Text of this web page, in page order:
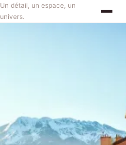
Un détail, un espace, un
univers.